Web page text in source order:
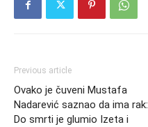
Previous article
Ovako je čuveni Mustafa
Nadarević saznao da ima rak:
Do smrti je glumio Izeta i